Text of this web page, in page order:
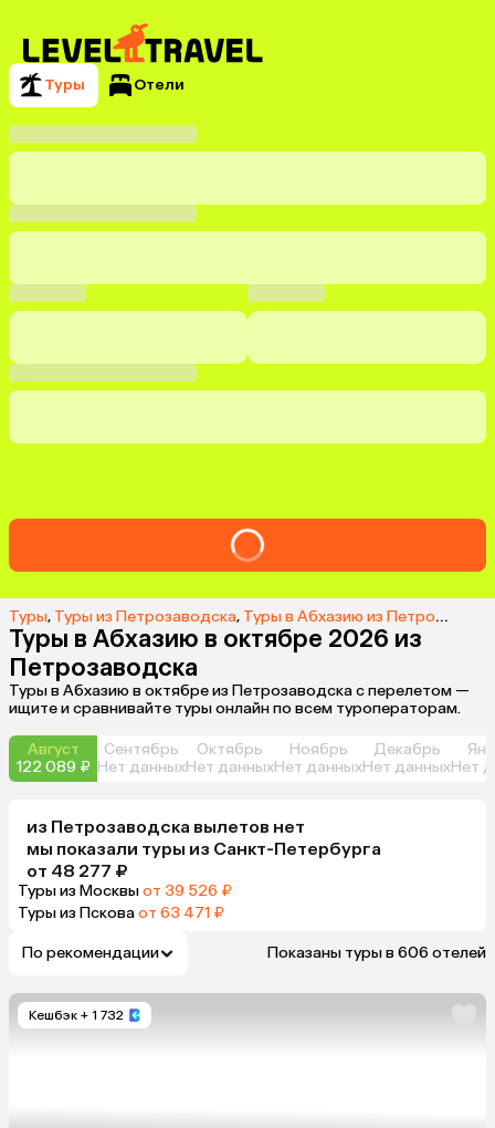
Туры Отели
Туры, Туры из Петрозаводска, Туры в Абхазию из Петрозаводска
Туры в Абхазию в октябре 2026 из
Петрозаводска
Туры в Абхазию в октябре из Петрозаводска с перелетом —
ищите и сравнивайте туры онлайн по всем туроператорам.
Август
122 089 ₽
Сентябрь
Нет данных
Октябрь
Нет данных
Ноябрь
Нет данных
Декабрь
Нет данныхНет
из Петрозаводска вылетов нет
мы показали туры из Санкт-Петербурга
от 48 277 ₽
Туры из Москвыот 39 526 ₽
Туры из Псковаот 63 471 ₽
По рекомендации Показаны туры в 606 отелей
Кешбэк + 1 732